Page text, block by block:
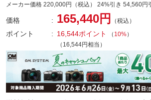
メーカー価格 220,000円（税込） 24%引き 54,560円
価格 165,440円 （税込）
ポイント 16,544ポイント （ 10%）
（16,544円相当）